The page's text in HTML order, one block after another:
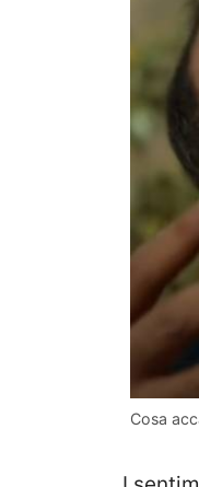
Cosa